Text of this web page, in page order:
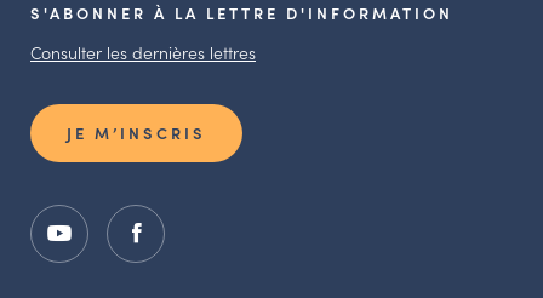
S'ABONNER À LA LETTRE D'INFORMATION
Consulter les dernières lettres
JE M’INSCRIS